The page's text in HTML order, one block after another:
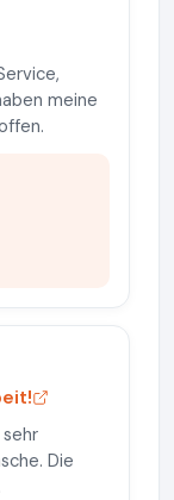
meine
Die